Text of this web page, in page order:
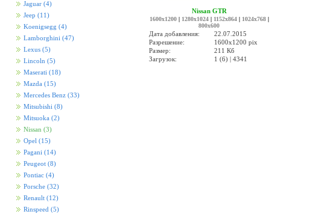
Jaguar (4)
Jeep (11)
Koenigsegg (4)
Lamborghini (47)
Lexus (5)
Lincoln (5)
Maserati (18)
Mazda (15)
Mercedes Benz (33)
Mitsubishi (8)
Mitsuoka (2)
Nissan (3)
Opel (15)
Pagani (14)
Peugeot (8)
Pontiac (4)
Porsche (32)
Renault (12)
Rinspeed (5)
Nissan GTR
1600x1200| 1280x1024| 1152x864| 1024x768|
800x600
Дата добавления:
22.07.2015
Разрешение:
1600x1200 pix
Размер:
211 Кб
Загрузок:
1 (6) | 4341